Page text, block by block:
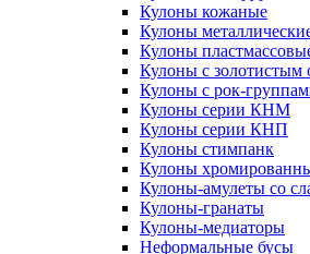
Кулоны кожаные
Кулоны
Кулоны
Кулоны с золотистым
Кулоны с рок-
Кулоны серии КНМ
Кулоны серии КНП
Кулоны стимпанк
Кулоны
Кулоны-амулеты со
Кулоны-гранаты
Кулоны-медиаторы
Неформальные бусы